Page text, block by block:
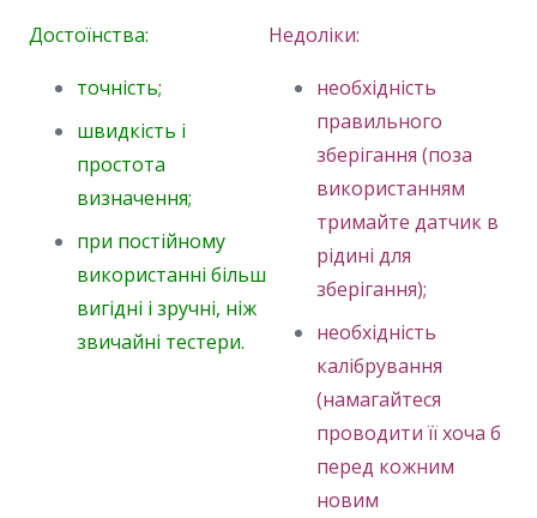
Достоїнства:
точність;
швидкість і
простота
визначення;
при постійному
використанні більш
вигідні і зручні, ніж
звичайні тестери.
Недоліки:
необхідність
правильного
зберігання (поза
використанням
тримайте датчик в
рідині для
зберігання);
необхідність
калібрування
(намагайтеся
проводити її хоча б
перед кожним
новим